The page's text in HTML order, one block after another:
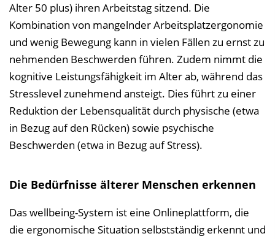
e
i
c
h
n
i
l
e
Alter 50 plus) ihren Arbeitstag sitzend. Die
Kombination von mangelnder Arbeitsplatzergonomie
und wenig Bewegung kann in vielen Fällen zu ernst zu
nehmenden Beschwerden führen. Zudem nimmt die
kognitive Leistungsfähigkeit im Alter ab, während das
Stresslevel zunehmend ansteigt. Dies führt zu einer
Reduktion der Lebensqualität durch physische (etwa
in Bezug auf den Rücken) sowie psychische
Beschwerden (etwa in Bezug auf Stress).
Die Bedürfnisse älterer Menschen erkennen
Das wellbeing-System ist eine Onlineplattform, die
die ergonomische Situation selbstständig erkennt und